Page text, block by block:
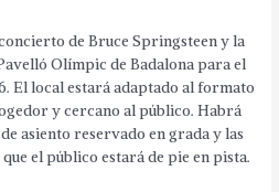
de Bruce Springsteen y la
Olímpic de Badalona para el
El local estará adaptado al formato
y cercano al público. Habrá
asiento reservado en grada y las
el público estará de pie en pista.